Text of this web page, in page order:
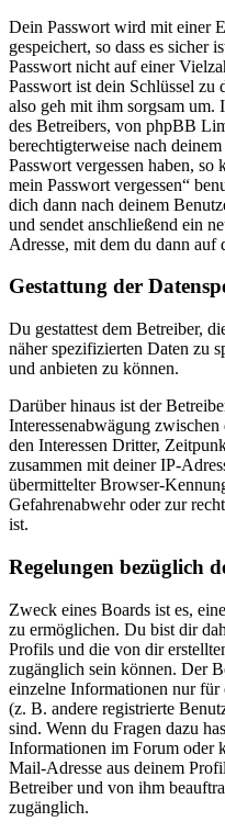
Dein Passwort wird mit einer
gespeichert, so dass es sicher
Passwort nicht auf einer
Passwort ist dein Schlüssel
also geh mit ihm sorgsam um.
des Betreibers, von phpBB
berechtigterweise nach
Passwort vergessen haben,
mein Passwort vergessen“
dich dann nach deinem
und sendet anschließend ein
Adresse, mit dem du dann auf
Gestattung der
Du gestattest dem Betreiber,
näher spezifizierten Daten zu
und anbieten zu können.
Darüber hinaus ist der
Interessenabwägung
den Interessen Dritter,
zusammen mit deiner IP-
übermittelter Browser-
Gefahrenabwehr oder zur
ist.
Regelungen bezüglich
Zweck eines Boards ist es,
zu ermöglichen. Du bist dir
Profils und die von dir
zugänglich sein können. Der
einzelne Informationen nur für
(z. B. andere registrierte
sind. Wenn du Fragen dazu
Informationen im Forum oder
Mail-Adresse aus deinem
Betreiber und von ihm
zugänglich.